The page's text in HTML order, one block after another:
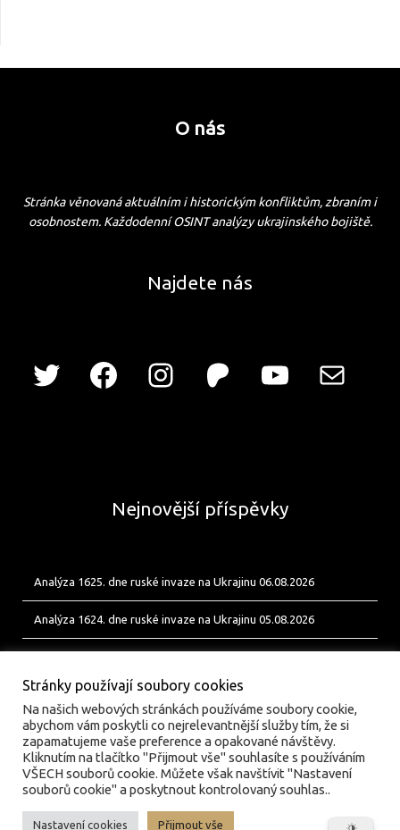
O nás
Stránka věnovaná aktuálním i historickým konfliktům, zbraním i
osobnostem. Každodenní OSINT analýzy ukrajinského bojiště.
Najdete nás
Nejnovější příspěvky
Analýza 1625. dne ruské invaze na Ukrajinu 06.08.2026
Analýza 1624. dne ruské invaze na Ukrajinu 05.08.2026
© valka.online | Vydavatel: Jan Tofl, Plzeň | ISSN 3029-
Stránky používají soubory cookies
Na našich webových stránkách používáme soubory cookie,
abychom vám poskytli co nejrelevantnější služby tím, že si
zapamatujeme vaše preference a opakované návštěvy.
Kliknutím na tlačítko "Přijmout vše" souhlasíte s používáním
VŠECH souborů cookie. Můžete však navštívit "Nastavení
souborů cookie" a poskytnout kontrolovaný souhlas..
Nastavení cookies Přijmout vše